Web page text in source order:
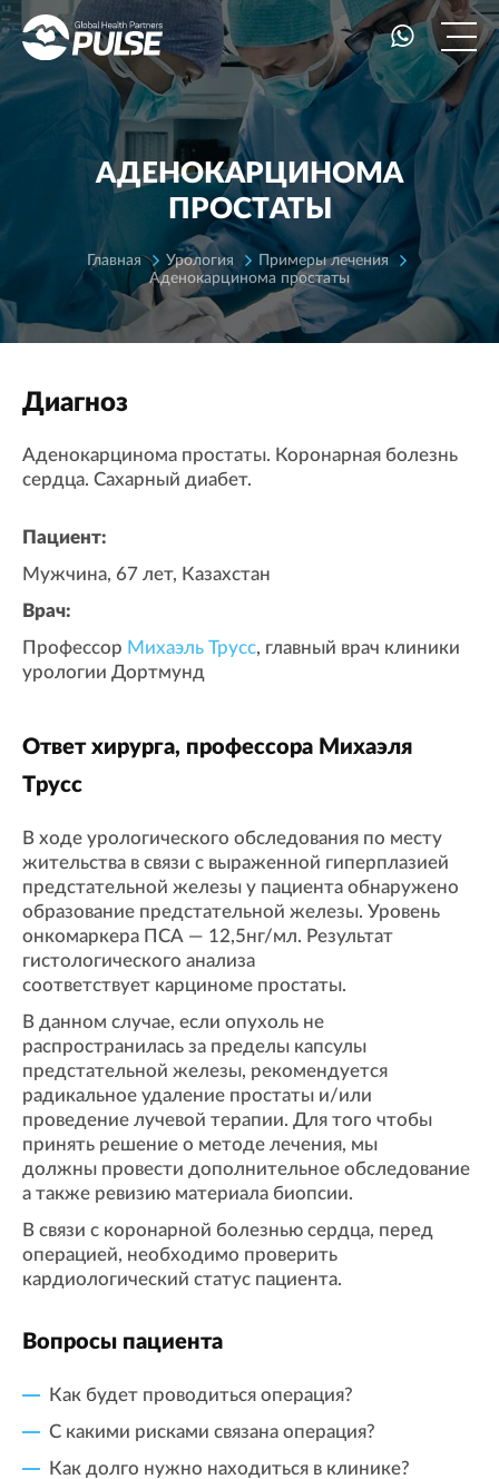
АДЕНОКАРЦИНОМА
ПРОСТАТЫ
Главная Урология
Примеры лечения
Аденокарцинома простаты
Диагноз
Аденокарцинома простаты. Коронарная болезнь
сердца. Сахарный диабет.
Пациент:
Мужчина, 67 лет, Казахстан
Врач:
Профессор Михаэль Трусс, главный врач клиники
урологии Дортмунд
Ответ хирурга, профессора Михаэля
Трусс
В ходе урологического обследования по месту
жительства в связи с выраженной гиперплазией
предстательной железы у пациента обнаружено
образование предстательной железы. Уровень
онкомаркера ПСА — 12,5нг/мл. Результат
гистологического анализа
соответствует карциноме простаты.
В данном случае, если опухоль не
распространилась за пределы капсулы
предстательной железы, рекомендуется
радикальное удаление простаты и/или
проведение лучевой терапии. Для того чтобы
принять решение о методе лечения, мы
должны провести дополнительное обследование
а также ревизию материала биопсии.
В связи с коронарной болезнью сердца, перед
операцией, необходимо проверить
кардиологический статус пациента.
Вопросы пациента
Как будет проводиться операция?
С какими рисками связана операция?
Как долго нужно находиться в клинике?